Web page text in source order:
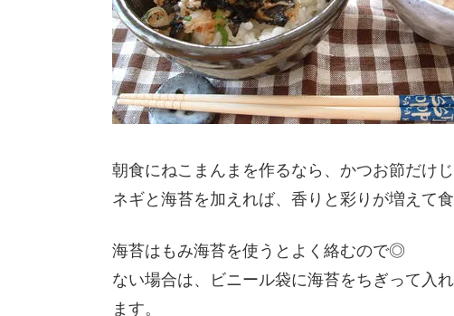
朝食にねこまんまを作るなら、かつお節だけ
ネギと海苔を加えれば、香りと彩りが増えて
海苔はもみ海苔を使うとよく絡むので◎
ない場合は、ビニール袋に海苔をちぎって入
ます。